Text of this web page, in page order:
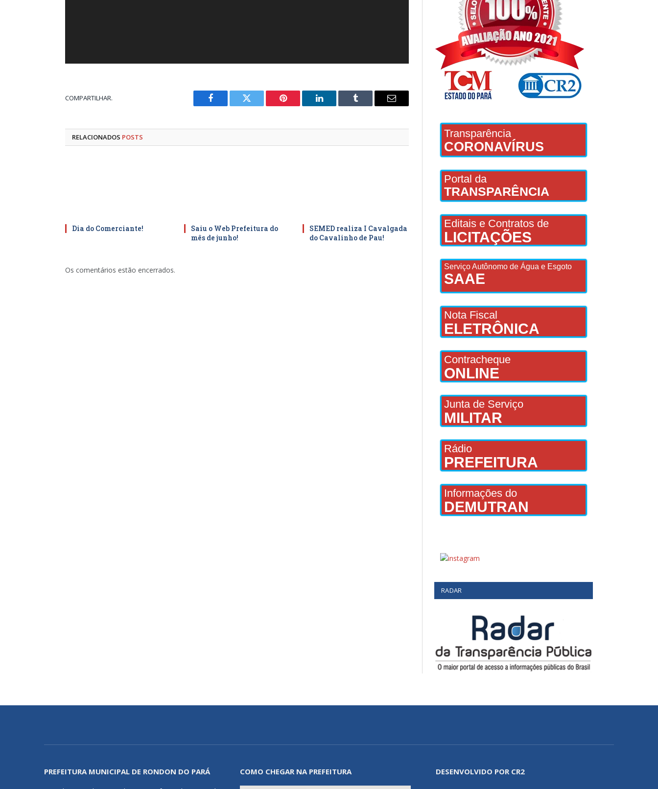
COMPARTILHAR.
Facebook Twitter Pinterest LinkedIn Tumblr
E-
RELACIONADOS POSTS
Dia do Comerciante!
Saiu o Web Prefeitura do
mês de junho!
SEMED realiza I Cavalgada
do Cavalinho de Pau!
Os comentários estão encerrados.
Transparência
CORONAVÍRUS
Portal da
TRANSPARÊNCIA
Editais e Contratos de
LICITAÇÕES
Serviço Autônomo de Água e Esgoto
SAAE
Nota Fiscal
ELETRÔNICA
Contracheque
ONLINE
Junta de Serviço
MILITAR
Rádio
PREFEITURA
Informações do
DEMUTRAN
RADAR
PREFEITURA MUNICIPAL DE RONDON DO PARÁ
COMO CHEGAR NA PREFEITURA DESENVOLVIDO POR CR2